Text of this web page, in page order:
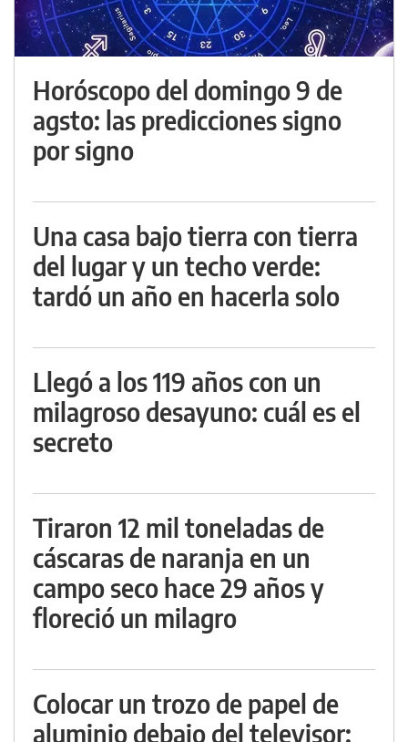
Horóscopo del domingo 9 de
agsto: las predicciones signo
por signo
Una casa bajo tierra con tierra
del lugar y un techo verde:
tardó un año en hacerla solo
Llegó a los 119 años con un
milagroso desayuno: cuál es el
secreto
Tiraron 12 mil toneladas de
cáscaras de naranja en un
campo seco hace 29 años y
floreció un milagro
Colocar un trozo de papel de
aluminio debajo del televisor: